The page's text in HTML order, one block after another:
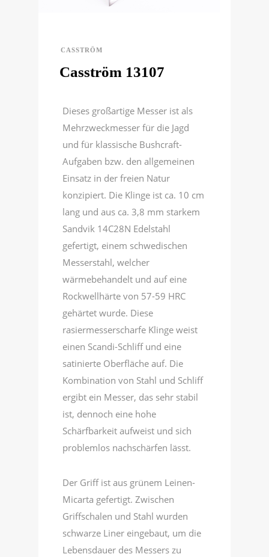
CASSTRÖM
Casström 13107
Dieses großartige Messer ist als
Mehrzweckmesser für die Jagd
und für klassische Bushcraft-
Aufgaben bzw. den allgemeinen
Einsatz in der freien Natur
konzipiert. Die Klinge ist ca. 10 cm
lang und aus ca. 3,8 mm starkem
Sandvik 14C28N Edelstahl
gefertigt, einem schwedischen
Messerstahl, welcher
wärmebehandelt und auf eine
Rockwellhärte von 57-59 HRC
gehärtet wurde. Diese
rasiermesserscharfe Klinge weist
einen Scandi-Schliff und eine
satinierte Oberfläche auf. Die
Kombination von Stahl und Schliff
ergibt ein Messer, das sehr stabil
ist, dennoch eine hohe
Schärfbarkeit aufweist und sich
problemlos nachschärfen lässt.
Der Griff ist aus grünem Leinen-
Micarta gefertigt. Zwischen
Griffschalen und Stahl wurden
schwarze Liner eingebaut, um die
Lebensdauer des Messers zu